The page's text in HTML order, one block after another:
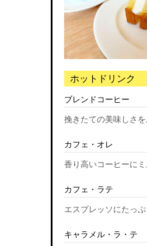
ホットドリンク
ブレンドコーヒー
挽きたての美味しさ
カフェ・オレ
香り高いコーヒーに
カフェ・ラテ
エスプレッソにたっ
キャラメル・ラ・テ